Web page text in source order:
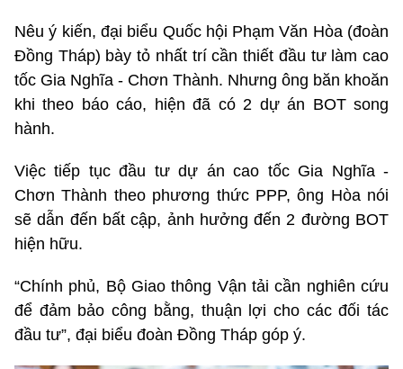
Nêu ý kiến, đại biểu Quốc hội Phạm Văn Hòa (đoàn
Đồng Tháp) bày tỏ nhất trí cần thiết đầu tư làm cao
tốc Gia Nghĩa - Chơn Thành. Nhưng ông băn khoăn
khi theo báo cáo, hiện đã có 2 dự án BOT song
hành.
Việc tiếp tục đầu tư dự án cao tốc Gia Nghĩa -
Chơn Thành theo phương thức PPP, ông Hòa nói
sẽ dẫn đến bất cập, ảnh hưởng đến 2 đường BOT
hiện hữu.
“Chính phủ, Bộ Giao thông Vận tải cần nghiên cứu
để đảm bảo công bằng, thuận lợi cho các đối tác
đầu tư”, đại biểu đoàn Đồng Tháp góp ý.